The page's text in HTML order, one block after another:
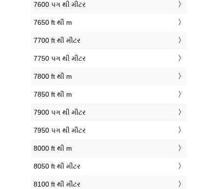
7600 પગ થી મીટર
7650 ft થી m
7700 ft થી મીટર
7750 પગ થી મીટર
7800 ft થી m
7850 ft થી m
7900 પગ થી મીટર
7950 પગ થી મીટર
8000 ft થી m
8050 ft થી મીટર
8100 ft થી મીટર